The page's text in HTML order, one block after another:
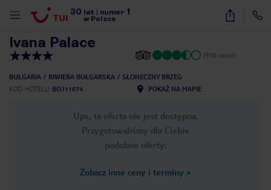
30 lat numer 1
w Polsce
32
Ivana Palace
(938 opinii)
BUŁGARIA RIWIERA BUŁGARSKA
SŁONECZNY BRZEG
KOD HOTELU BOJ11074 POKAŻ NA MAPIE
Ups, ta oferta nie jest dostępna.
Przygotowaliśmy dla Ciebie
podobne oferty:
Zobacz inne ceny i terminy »